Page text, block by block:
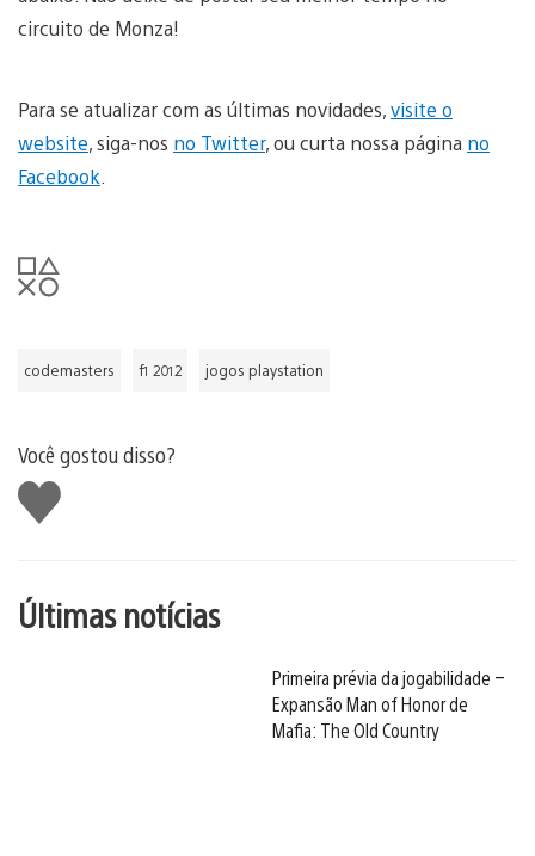
circuito de Monza!
Para se atualizar com as últimas novidades,visite o
website, siga-nos no Twitter, ou curta nossa página no
Facebook
codemasters f1 2012 jogos playstation
Você gostou disso?
Curtir
Últimas notícias
Primeira prévia da jogabilidade –
Expansão Man of Honor de
Mafia: The Old Country